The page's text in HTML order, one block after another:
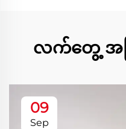
လက်တွေ့ အက
09
Sep